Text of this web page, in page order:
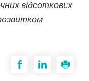
відсоткових